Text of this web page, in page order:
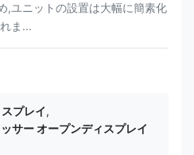
,ユニットの設置は大幅に簡素化
ま...
プレイ,
サー オープンディスプレイ